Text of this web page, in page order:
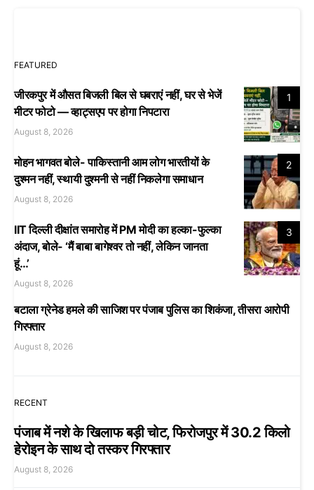
FEATURED
1
जीरकपुर में औसत बिजली बिल से घबराएं नहीं, घर से भेजें
मीटर फोटो — व्हाट्सएप पर होगा निपटारा
August 8, 2026
2
मोहन भागवत बोले- पाकिस्तानी आम लोग भारतीयों के
दुश्मन नहीं, स्थायी दुश्मनी से नहीं निकलेगा समाधान
August 8, 2026
3
IIT दिल्ली दीक्षांत समारोह में PM मोदी का हल्का-फुल्का
अंदाज, बोले- ‘मैं बाबा बागेश्वर तो नहीं, लेकिन जानता
हूं…’
August 8, 2026
बटाला ग्रेनेड हमले की साजिश पर पंजाब पुलिस का शिकंजा, तीसरा आरोपी
गिरफ्तार
August 8, 2026
RECENT
पंजाब में नशे के खिलाफ बड़ी चोट, फिरोजपुर में 30.2 किलो
हेरोइन के साथ दो तस्कर गिरफ्तार
August 8, 2026